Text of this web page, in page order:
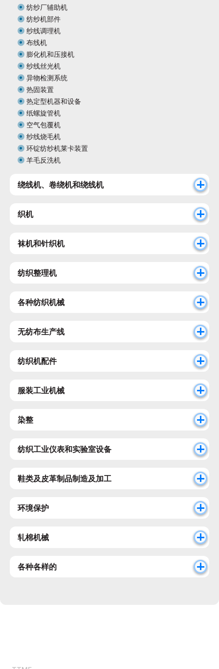
纺纱厂辅助机
纺纱机部件
纱线调理机
布线机
膨化机和压接机
纱线丝光机
异物检测系统
热固装置
热定型机器和设备
纸螺旋管机
空气包覆机
纱线烧毛机
环锭纺纱机莱卡装置
羊毛反洗机
绕线机、卷绕机和绕线机
织机
袜机和针织机
纺织整理机
各种纺织机械
无纺布生产线
纺织机配件
服装工业机械
染整
纺织工业仪表和实验室设备
鞋类及皮革制品制造及加工
环境保护
轧棉机械
各种各样的